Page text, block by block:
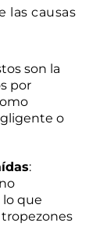
las causas
son la
por
o
:
que
tropezones